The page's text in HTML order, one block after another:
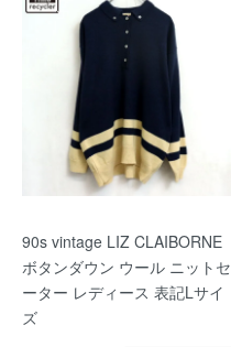
90s vintage LIZ CLAIBORNE
ボタンダウン ウール ニットセ
ーター レディース 表記Lサイ
ズ